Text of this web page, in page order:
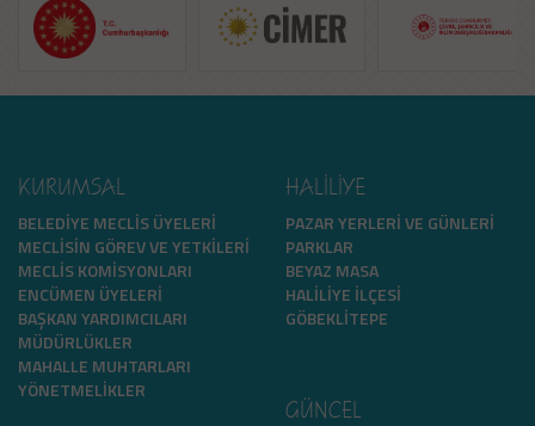
KURUMSAL
BELEDIYE MECLIS ÜYELERI
MECLISIN GÖREV VE YETKILERI
MECLIS KOMISYONLARI
ENCÜMEN ÜYELERI
BAŞKAN YARDIMCILARI
MÜDÜRLÜKLER
MAHALLE MUHTARLARI
YÖNETMELIKLER
HALİLİYE
PAZAR YERLERI VE GÜNLERI
PARKLAR
BEYAZ MASA
HALILIYE İLÇESI
GÖBEKLITEPE
GÜNCEL